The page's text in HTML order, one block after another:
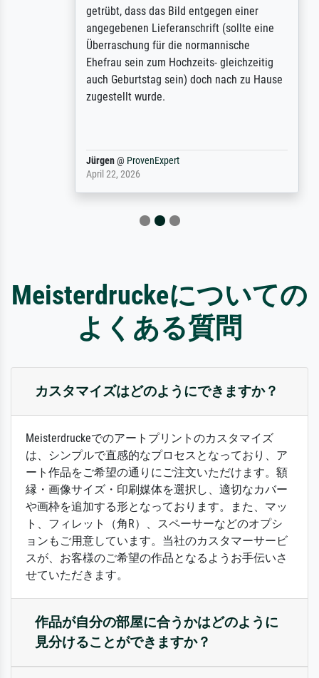
getrübt, dass das Bild entgegen einer
angegebenen Lieferanschrift (sollte eine
Überraschung für die normannische
Ehefrau sein zum Hochzeits- gleichzeitig
auch Geburtstag sein) doch nach zu Hause
zugestellt wurde.
Jürgen@ProvenExpert
April 22, 2026
Meisterdruckeについての
よくある質問
カスタマイズはどのようにできますか？
Meisterdruckeでのアートプリントのカスタマイズ
は、シンプルで直感的なプロセスとなっており、ア
ート作品をご希望の通りにご注文いただけます。額
縁・画像サイズ・印刷媒体を選択し、適切なカバー
や画枠を追加する形となっております。また、マッ
ト、フィレット（角R）、スペーサーなどのオプシ
ョンもご用意しています。当社のカスタマーサービ
スが、お客様のご希望の作品となるようお手伝いさ
せていただきます。
作品が自分の部屋に合うかはどのように
見分けることができますか？